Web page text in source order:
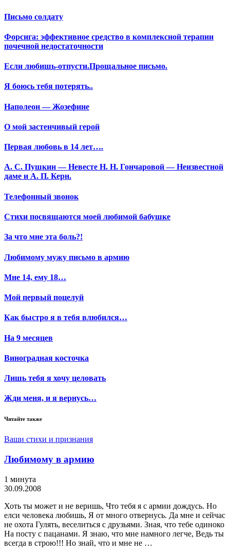
Письмо солдату
Форсига: эффективное средство в комплексной терапии
почечной недостаточности
Если любишь-отпусти.Прощальное письмо.
Я боюсь тебя потерять..
Наполеон — Жозефине
О мой застенчивый герой
Первая любовь в 14 лет….
А. С. Пушкин — Невесте Н. Н. Гончаровой — Неизвестной
даме и А. П. Керн.
Телефонный звонок
Стихи посвящаются моей любимой бабушке
За что мне эта боль?!
Любимому мужу письмо в армию
Мне 14, ему 18…
Мой первый поцелуй
Как быстро я в тебя влюбился…
На 9 месяцев
Виноградная косточка
Лишь тебя я хочу целовать
Жди меня, и я вернусь…
Читайте также
Ваши стихи и признания
Любимому в армию
1 минута
30.09.2008
Хоть ты может и не веришь, Что тебя я с армии дождусь. Но
елси человека любишь, Я от много отвернусь. Да мне и сейчас
не охота Гулять, веселиться с друзьями. Зная, что тебе одиноко
На посту с пацанами. Я знаю, что мне намного легче, Ведь ты
всегда в строю!!! Но знай, что и мне не …